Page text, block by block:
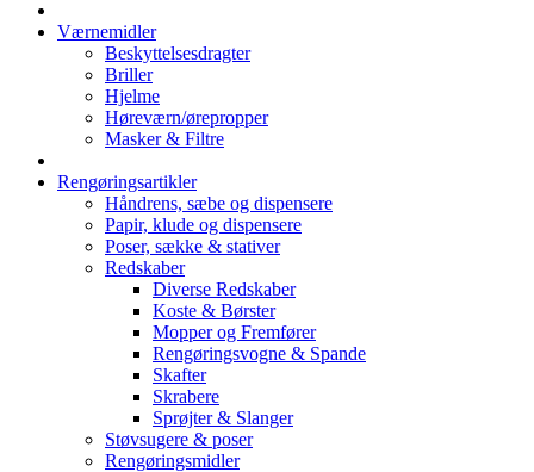
Værnemidler
Beskyttelsesdragter
Briller
Hjelme
Høreværn/ørepropper
Masker & Filtre
Rengøringsartikler
Håndrens, sæbe og dispensere
Papir, klude og dispensere
Poser, sække & stativer
Redskaber
Diverse Redskaber
Koste & Børster
Mopper og Fremfører
Rengøringsvogne & Spande
Skafter
Skrabere
Sprøjter & Slanger
Støvsugere & poser
Rengøringsmidler